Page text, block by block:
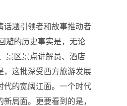
话题引领者和故事推动者
避的历史事实是，无论
景区景点讲解员、酒店
，这批深受西方旅游发展
代的宽阔江面。一个时代
局面。更要看到的是，